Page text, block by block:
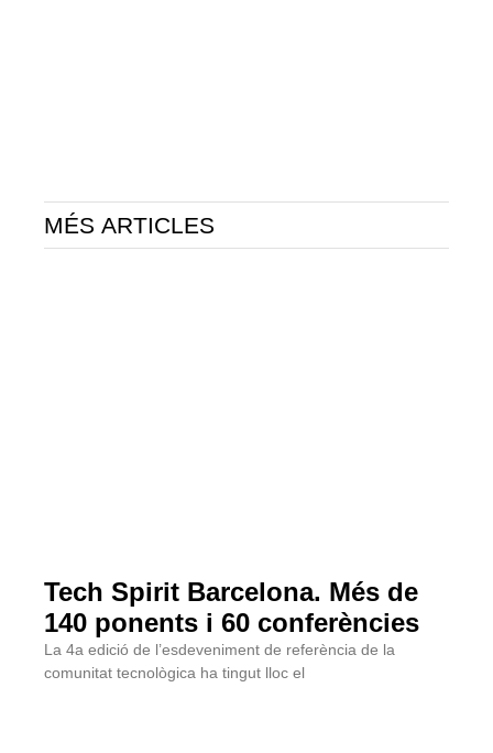
MÉS ARTICLES
Tech Spirit Barcelona. Més de
140 ponents i 60 conferències
La 4a edició de l’esdeveniment de referència de la
comunitat tecnològica ha tingut lloc el